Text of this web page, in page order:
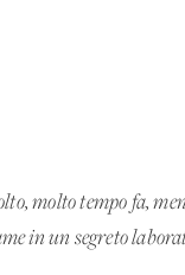
molto tempo fa,
in un segreto